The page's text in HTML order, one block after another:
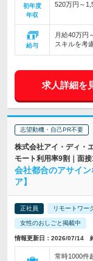
初年度
年収
520万円～
給与
月給40万円
スキルを考
求人詳細を
志望動機・自己PR不要
株式会社アイ・ディ・
モート利用率9割｜面接
会社都合のアサイ
ア】
正社員 リモートワー
女性のおしごと掲載中
情報更新日：2026/07/14
常時1000件